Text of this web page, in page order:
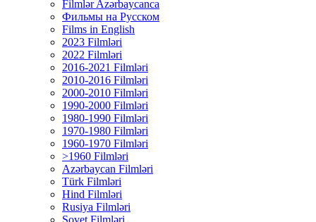
Filmlər Azərbaycanca
Фильмы на Русском
Films in English
2023 Filmləri
2022 Filmləri
2016-2021 Filmləri
2010-2016 Filmləri
2000-2010 Filmləri
1990-2000 Filmləri
1980-1990 Filmləri
1970-1980 Filmləri
1960-1970 Filmləri
>1960 Filmləri
Azərbaycan Filmləri
Türk Filmləri
Hind Filmləri
Rusiya Filmləri
Sovet Filmləri